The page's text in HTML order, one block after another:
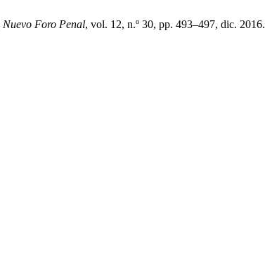
Nuevo Foro Penal, vol. 12, n.º 30, pp. 493–497, dic. 2016.